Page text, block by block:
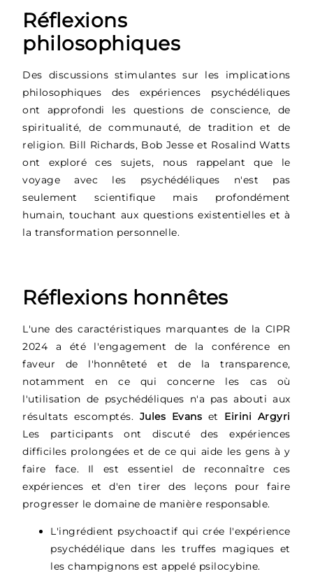
Réflexions
philosophiques
Des discussions stimulantes sur les implications
philosophiques des expériences psychédéliques
ont approfondi les questions de conscience, de
spiritualité, de communauté, de tradition et de
religion. Bill Richards, Bob Jesse et Rosalind Watts
ont exploré ces sujets, nous rappelant que le
voyage avec les psychédéliques n'est pas
seulement scientifique mais profondément
humain, touchant aux questions existentielles et à
la transformation personnelle.
Réflexions honnêtes
L'une des caractéristiques marquantes de la CIPR
2024 a été l'engagement de la conférence en
faveur de l'honnêteté et de la transparence,
notamment en ce qui concerne les cas où
l'utilisation de psychédéliques n'a pas abouti aux
résultats escomptés. Jules Evans et Eirini Argyri
Les participants ont discuté des expériences
difficiles prolongées et de ce qui aide les gens à y
faire face. Il est essentiel de reconnaître ces
expériences et d'en tirer des leçons pour faire
progresser le domaine de manière responsable.
L'ingrédient psychoactif qui crée l'expérience
psychédélique dans les truffes magiques et
les champignons est appelé psilocybine.